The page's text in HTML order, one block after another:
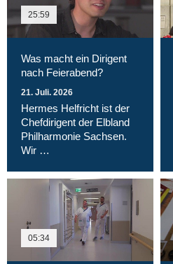
25:59
Was macht ein Dirigent
nach Feierabend?
21. Juli. 2026
Hermes Helfricht ist der
Chefdirigent der Elbland
Philharmonie Sachsen.
Wir …
05:34